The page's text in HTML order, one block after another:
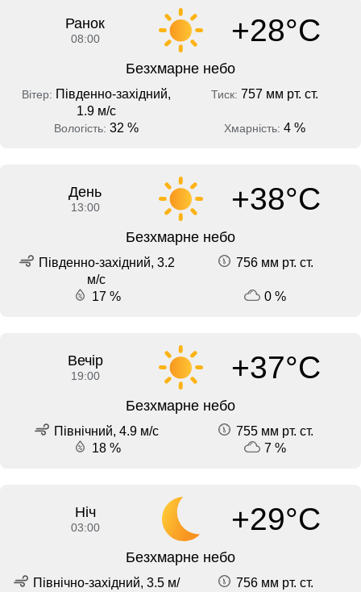
Ранок
08:00 +28°C
Безхмарне небо
Вітер: Південно-західний,
1.9 м/с
Тиск: 757 мм рт. ст.
Вологість: 32 % Хмарність: 4 %
День
13:00 +38°C
Безхмарне небо
Південно-західний, 3.2
м/с
756 мм рт. ст.
17 % 0 %
Вечір
19:00 +37°C
Безхмарне небо
Північний, 4.9 м/с
755 мм рт. ст.
18 %
7 %
Ніч
03:00 +29°C
Безхмарне небо
Північно-західний, 3.5 м/
756 мм рт. ст.